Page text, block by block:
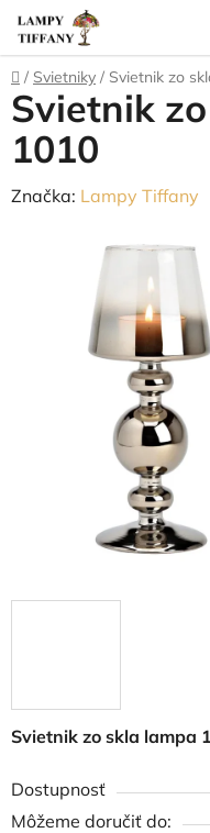
Prejsť
na
obsah
Domov
/ Svietniky / Svietnik zo
Svietnik zo skla lampa
Dostupnosť
Môžeme doručiť do:
Svietnik
1010
Značka: Lampy Tiffany